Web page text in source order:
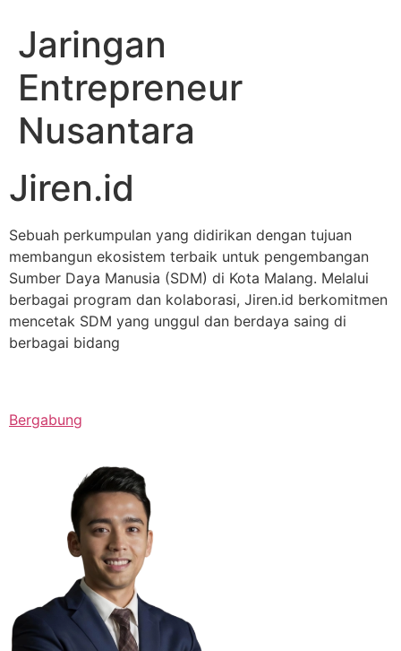
Jaringan
Entrepreneur
Nusantara
Jiren.id
Sebuah perkumpulan yang didirikan dengan tujuan
membangun ekosistem terbaik untuk pengembangan
Sumber Daya Manusia (SDM) di Kota Malang. Melalui
berbagai program dan kolaborasi, Jiren.id berkomitmen
mencetak SDM yang unggul dan berdaya saing di
berbagai bidang
Bergabung